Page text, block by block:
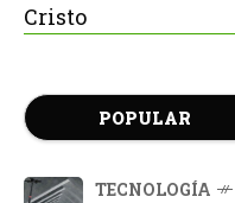
Cristo
POPULAR
TECNOLOGÍA